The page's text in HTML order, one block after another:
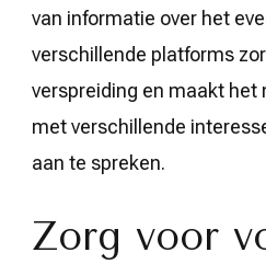
van informatie over het
verschillende platforms
verspreiding en maakt het
met verschillende
aan te spreken.
Zorg voor